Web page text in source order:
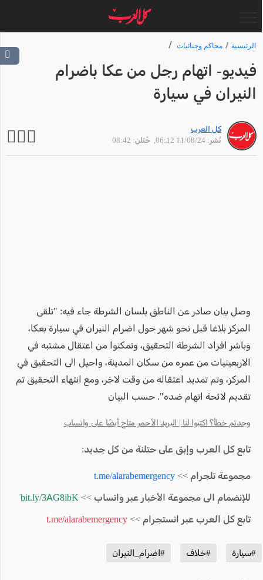
الرئيسية محاكم وجنائيات
فيديو- اتهام رجل من عكا باضرام
النيران في سيارة
كل العرب
نُشر: 11/08/24 06:12
, حُتلن: 08:42
وصل بيان صادر عن الناطق بلسان الشرطة جاء فيه: "تلقى
المركز بلاغا قبل نحو شهر حول اضرام النيران في سيارة بعكا،
وباشر افراد الشرطة التحقيق، وتمكنوا من اعتقال مشتبه في
الاربعينيات من عمره من سكان المدينة، واحيل الى التحقيق في
المركز، وتم تمديد اعتقاله من وقت لاخر، ومع انتهاء التحقيق تم
تقديم لائحة اتهام ضده". حسب البيان
وجدتم خطأ؟ اكتبوا لنا | البريد الأحمر متاح أيضًا على واتساب
تابع كل العرب وإبق على حتلنة من كل جديد:
مجموعة تلجرام >> t.me/alarabemergency
للإنضمام الى مجموعة الأخبار عبر واتساب >> bit.ly/3AG8ibK
تابع كل العرب عبر انستجرام >> t.me/alarabemergency
#سيارة #خلاف #اضرام_النيران